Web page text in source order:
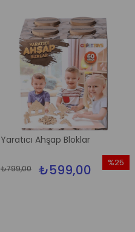
Yaratıcı Ahşap Bloklar
₺599,00
₺799,00
%25